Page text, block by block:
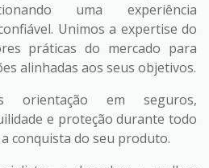
uma experiência
Unimos a expertise do
práticas do mercado para
alinhadas aos seus objetivos.
orientação em seguros,
e proteção durante todo
conquista do seu produto.